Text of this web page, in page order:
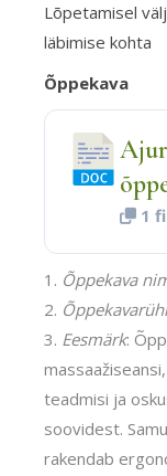
Lõpetamisel
läbimise kohta
Õppekava
1
Õppekava
Eesmärk:
teadmisi ja
soovidest.
rakendab